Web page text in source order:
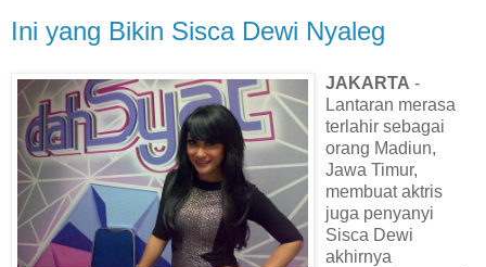
Ini yang Bikin Sisca Dewi Nyaleg
JAKARTA -
Lantaran merasa
terlahir sebagai
orang Madiun,
Jawa Timur,
membuat aktris
juga penyanyi
Sisca Dewi
akhirnya